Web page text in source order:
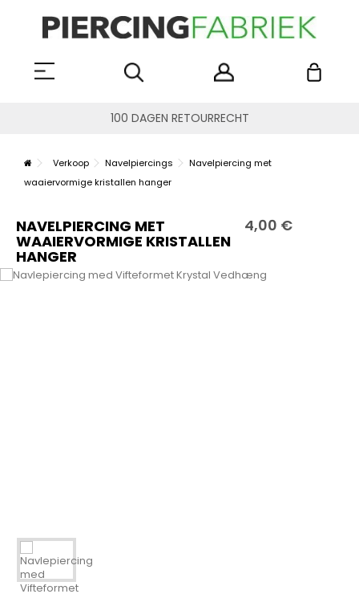
100 DAGEN RETOURRECHT
Verkoop Navelpiercings
Navelpiercing met
waaiervormige kristallen hanger
NAVELPIERCING MET
WAAIERVORMIGE KRISTALLEN
HANGER
4,00 €